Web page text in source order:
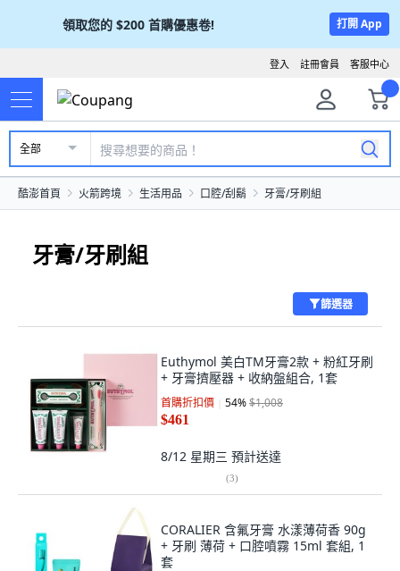
領取您的 $200 首購優惠卷! 打開 App
客服中心
註冊會員
登入
全部
酷澎首頁 火箭跨境 生活用品 口腔/刮鬍 牙膏/牙刷組
牙膏/牙刷組
篩選器
Euthymol 美白TM牙膏2款 + 粉紅牙刷
+ 牙膏擠壓器 + 收納盤組合, 1套
首購折扣價 54%$1,008
$461
8/12 星期三 預計送達
(3)
CORALIER 含氟牙膏 水漾薄荷香 90g
+ 牙刷 薄荷 + 口腔噴霧 15ml 套組, 1
套